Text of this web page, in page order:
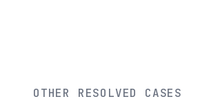
OTHER RESOLVED CASES